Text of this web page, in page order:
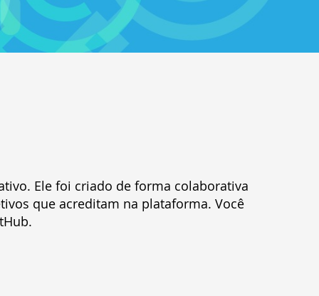
Ele foi criado de forma colaborativa
que acreditam na plataforma. Você